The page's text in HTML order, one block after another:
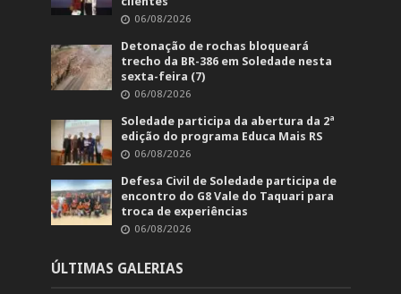
06/08/2026
Detonação de rochas bloqueará
trecho da BR-386 em Soledade nesta
sexta-feira (7)
06/08/2026
Soledade participa da abertura da 2ª
edição do programa Educa Mais RS
06/08/2026
Defesa Civil de Soledade participa de
encontro do G8 Vale do Taquari para
troca de experiências
06/08/2026
ÚLTIMAS GALERIAS